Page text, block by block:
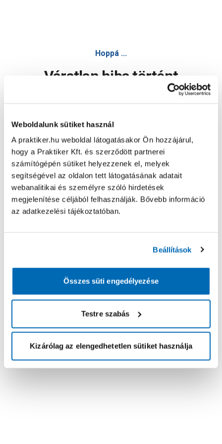
Weboldalunk sütiket használ
A praktiker.hu weboldal látogatásakor Ön hozzájárul,
hogy a Praktiker Kft. és szerződött partnerei
számítógépén sütiket helyezzenek el, melyek
segítségével az oldalon tett látogatásának adatait
webanalitikai és személyre szóló hirdetések
megjelenítése céljából felhasználják. Bővebb információ
az adatkezelési tájékoztatóban.
Beállítások
Összes süti engedélyezése
Testre szabás
Kizárólag az elengedhetetlen sütiket használja
Hoppá ...
Váratlan hiba történt
Oldal újratöltése